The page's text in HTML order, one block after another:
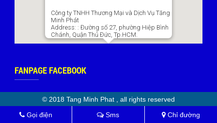
Công ty TNHH Thương Mại và Dịch Vụ Tăng
Minh Phát
Address: : Đường số 27, phường Hiệp Bình
Chánh, Quận Thủ Đức, Tp.HCM.
FANPAGE FACEBOOK
© 2018 Tang Minh Phat , all rights reserved
Gọi điện Sms Chỉ đường